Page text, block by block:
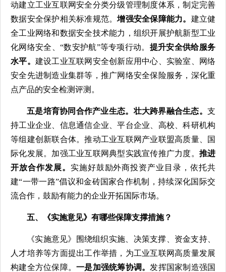
动建立工业互联网安全分类分级管理制度体系，制定完善
数据安全保护相关标准规范。增强安全保障能力。 建立健
全工业网络和数据安全技术能力，组织开展护航新型工业
化网络安全、“数安护航”等专项行动。 提升安全供给服务
水平。 建设工业互联网安全创新应用中心、实验室、网络
安全先进制造业集群等，推广网络安全保险服务，深化重
点产品的安全检测评测。
五是培育协同合作产业生态。壮大跨界融合生态。 支
持工业企业、信息通信企业、平台企业、高校、科研机构
等组建创新联合体。推动工业互联网产业联盟高质量、国
际化发展。加强工业互联网典型实践宣传推广力度。 推进
开放合作发展。 实施好鼓励外商投资产业目录，依托共
建“一带一路”倡议和金砖国家合作机制，持续深化国际交
流合作，鼓励有能力的企业开拓国际市场。
五、《实施意见》有哪些保障支撑措施？
《实施意见》围绕组织实施、决策支撑、资金支持、
人才培养等方面提出工作举措，为工业互联网高质量发展
构建全方位保障。 一是加强统筹协调。 发挥国家制造强国